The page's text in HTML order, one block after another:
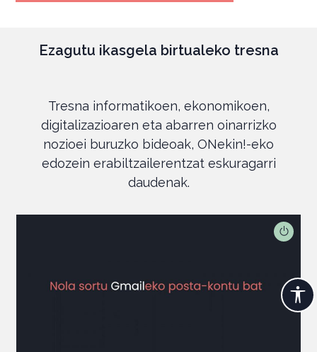
Ezagutu ikasgela birtualeko tresna
Tresna informatikoen, ekonomikoen,
digitalizazioaren eta abarren oinarrizko
nozioei buruzko bideoak, ONekin!-eko
edozein erabiltzailerentzat eskuragarri
daudenak.